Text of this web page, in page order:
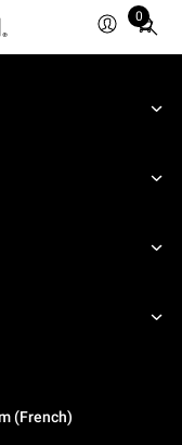
0
Total
items
cart:
(French)